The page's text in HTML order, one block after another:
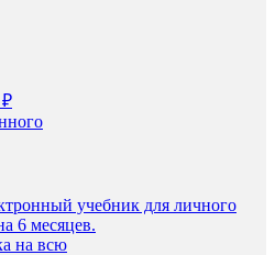
₽
учебник для личного
6 месяцев.
на всю